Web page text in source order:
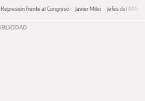
Represión frente al Congreso Javier Milei Jefes del PAMI